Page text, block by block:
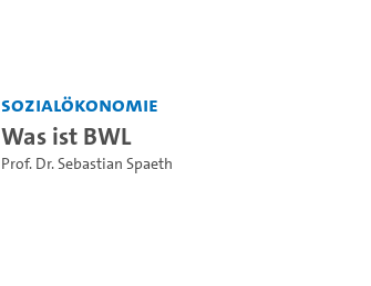
Sozialökonomie
Was ist BWL
Prof. Dr. Sebastian Spaeth